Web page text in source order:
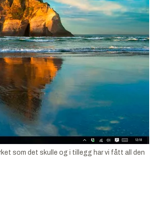
som det skulle og i tillegg har vi fått all den